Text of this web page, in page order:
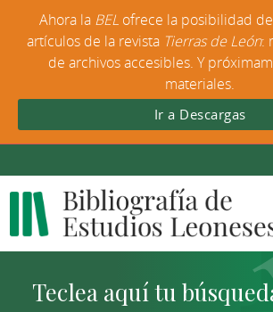
Ahora la BEL ofrece la posibilidad
artículos de la revista Tierras de León:
de archivos accesibles. Y
materiales.
Ir a Descargas